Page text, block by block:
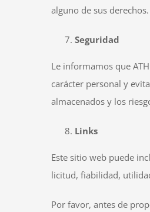
alguno de sus
Seguridad
Le informamos que
carácter personal y
almacenados y los
Links
Este sitio web puede
licitud, fiabilidad,
Por favor, antes de